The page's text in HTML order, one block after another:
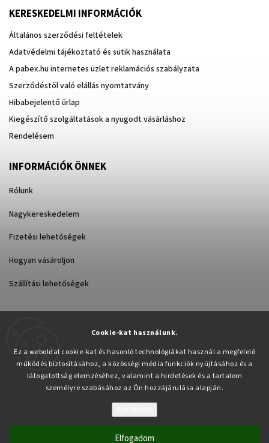
Cookie-kat használunk.
Ez a weboldal cookie-kat és hasonló technológiákat használ a megfelelő
működés biztosításához, a közösségi média funkciók nyújtásához és a
látogatottság elemzéséhez, valamint a hirdetések és a tartalom
személyre szabásához az Ön hozzájárulása alapján.
Elfogadom
KERESKEDELMI INFORMÁCIÓK
Általános szerződési feltételek
Adatvédelmi tájékoztató és sütik használata
A pabex.hu internetes üzlet reklamációs szabályzata
Szerződéstől való elállás nyomtatvány
Hibabejelentő űrlap
Kiegészítő szolgáltatások a nyugodt vásárláshoz
Rendelésem
INFORMÁCIÓK ÖNNEK
Rólunk
Nagykereskedelem
Fizetési lehetőségek
Hogyan vásároljon
Szállítási lehetőségek
Copyright 2026Pabex.hu. Minden jog fenntartva.
Süti beállítások szerkesztése